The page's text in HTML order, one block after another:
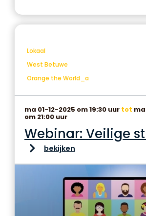
Lokaal
West Betuwe
Orange the World_a
ma 01-12-2025 om 19:30 uur tot
om 21:00 uur
Webinar: Veilige
bekijken